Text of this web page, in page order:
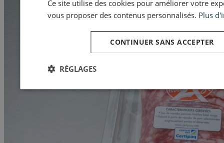
Ce site utilise des cookies pour améliorer votre
vous proposer des contenus personnalisés. Plus
CONTINUER SANS ACCEPTER
RÉGLAGES